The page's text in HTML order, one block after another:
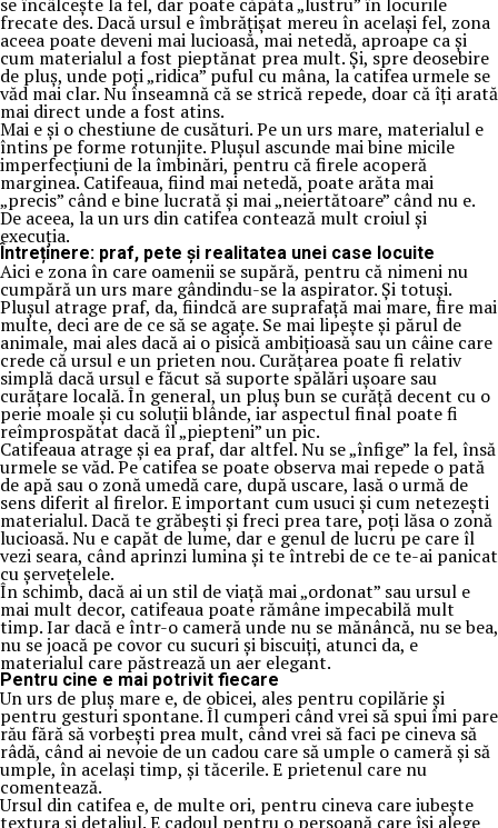
frecate des. Dacă ursul e îmbrățișat mereu în același fel, zona
aceea poate deveni mai lucioasă, mai netedă, aproape ca și
cum materialul a fost pieptănat prea mult. Și, spre deosebire
de pluș, unde poți „ridica” puful cu mâna, la catifea urmele se
văd mai clar. Nu înseamnă că se strică repede, doar că îți arată
mai direct unde a fost atins.
Mai e și o chestiune de cusături. Pe un urs mare, materialul e
întins pe forme rotunjite. Plușul ascunde mai bine micile
imperfecțiuni de la îmbinări, pentru că firele acoperă
marginea. Catifeaua, fiind mai netedă, poate arăta mai
„precis” când e bine lucrată și mai „neiertătoare” când nu e.
De aceea, la un urs din catifea contează mult croiul și
execuția.
Întreținere: praf, pete și realitatea unei case locuite
Aici e zona în care oamenii se supără, pentru că nimeni nu
cumpără un urs mare gândindu-se la aspirator. Și totuși.
Plușul atrage praf, da, fiindcă are suprafață mai mare, fire mai
multe, deci are de ce să se agațe. Se mai lipește și părul de
animale, mai ales dacă ai o pisică ambițioasă sau un câine care
crede că ursul e un prieten nou. Curățarea poate fi relativ
simplă dacă ursul e făcut să suporte spălări ușoare sau
curățare locală. În general, un pluș bun se curăță decent cu o
perie moale și cu soluții blânde, iar aspectul final poate fi
reîmprospătat dacă îl „piepteni” un pic.
Catifeaua atrage și ea praf, dar altfel. Nu se „înfige” la fel, însă
urmele se văd. Pe catifea se poate observa mai repede o pată
de apă sau o zonă umedă care, după uscare, lasă o urmă de
sens diferit al firelor. E important cum usuci și cum netezești
materialul. Dacă te grăbești și freci prea tare, poți lăsa o zonă
lucioasă. Nu e capăt de lume, dar e genul de lucru pe care îl
vezi seara, când aprinzi lumina și te întrebi de ce te-ai panicat
cu șervețelele.
În schimb, dacă ai un stil de viață mai „ordonat” sau ursul e
mai mult decor, catifeaua poate rămâne impecabilă mult
timp. Iar dacă e într-o cameră unde nu se mănâncă, nu se bea,
nu se joacă pe covor cu sucuri și biscuiți, atunci da, e
materialul care păstrează un aer elegant.
Pentru cine e mai potrivit fiecare
Un urs de pluș mare e, de obicei, ales pentru copilărie și
pentru gesturi spontane. Îl cumperi când vrei să spui îmi pare
rău fără să vorbești prea mult, când vrei să faci pe cineva să
râdă, când ai nevoie de un cadou care să umple o cameră și să
umple, în același timp, și tăcerile. E prietenul care nu
comentează.
Ursul din catifea e, de multe ori, pentru cineva care iubește
textura și detaliul. E cadoul pentru o persoană care își alege